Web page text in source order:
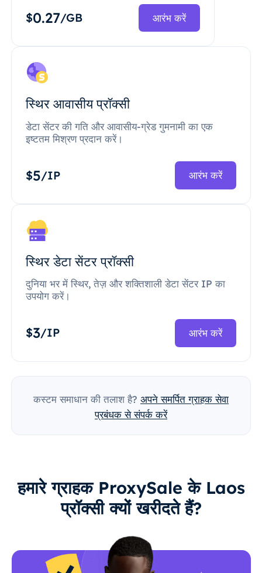
$0.27/GB आरंभ करें
स्थिर आवासीय प्रॉक्सी
डेटा सेंटर की गति और आवासीय-ग्रेड गुमनामी का एक
इष्टतम मिश्रण प्रदान करें।
$5/IP आरंभ करें
स्थिर डेटा सेंटर प्रॉक्सी
दुनिया भर में स्थिर, तेज़ और शक्तिशाली डेटा सेंटर IP का
उपयोग करें।
$3/IP आरंभ करें
कस्टम समाधान की तलाश है? अपने समर्पित ग्राहक सेवा
प्रबंधक से संपर्क करें
हमारे ग्राहक ProxySale के Laos
प्रॉक्सी क्यों खरीदते हैं?